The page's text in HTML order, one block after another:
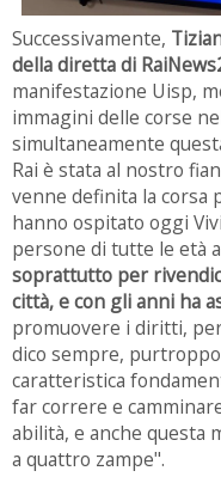
Successivamente,
della diretta di
manifestazione Uisp,
immagini delle corse
simultaneamente
Rai è stata al nostro
venne definita la corsa
hanno ospitato oggi
persone di tutte le età
soprattutto per
città, e con gli anni ha
promuovere i diritti,
dico sempre,
caratteristica
far correre e
abilità, e anche questa
a quattro zampe".